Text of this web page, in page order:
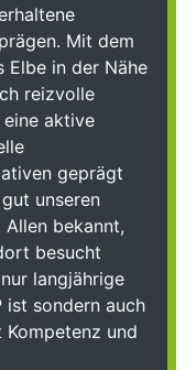
Mit dem
Elbe in der Nähe
reizvolle
aktive
geprägt
unseren
bekannt,
besucht
langjährige
ist sondern auch
und